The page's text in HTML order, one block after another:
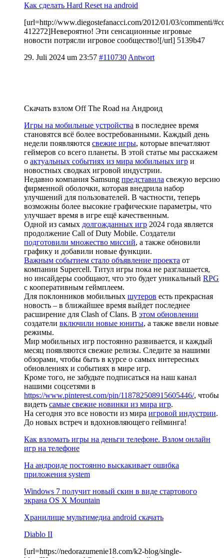
Как сделать Hard Reset на android
[url=http://www.diegostefanacci.com/2012/01/03/commenti/
412272]Невероятно! Эти сенсационные игровые
новости потрясли игровое сообщество![/url] 5139b47
29. Juli 2024 um 23:57 #110730 Antwort
Скачать взлом Off The Road на Андроид
Игры на мобильные устройства в последнее время
становятся всё более востребованными. Каждый день
недели появляются свежие игры, которые впечатляют
геймеров со всего планеты. В этой статье мы расскажем
о актуальных событиях из мира мобильных игр и
новостных сводках игровой индустрии.
Недавно компания Samsung представила свежую версию
фирменной оболочки, которая внедрила набор
улучшений для пользователей. В частности, теперь
возможны более высокие графические параметры, что
улучшает время в игре ещё качественным.
Одной из самых долгожданных игр 2024 года является
продолжение Call of Duty Mobile. Создатели
подготовили множество миссий, а также обновили
графику и добавили новые функции.
Важным событием стало объявление проекта от
компании Supercell. Титул игры пока не разглашается,
но инсайдеры сообщают, что это будет уникальный RPG
с кооперативным геймплеем.
Для поклонников мобильных шутеров есть прекрасная
новость – в ближайшее время выйдет последнее
расширение для Clash of Clans. В этом обновлении
создатели включили новые юниты, а также ввели новые
режимы.
Мир мобильных игр постоянно развивается, и каждый
месяц появляются свежие релизы. Следите за нашими
обзорами, чтобы быть в курсе о самых интересных
обновлениях и событиях в мире игр.
Кроме того, не забудьте подписаться на наш канал
нашими соцсетями в
https://www.pinterest.com/pin/118782508915605446/, чтобы
видеть самые свежие новинки из мира игр.
На сегодня это все новости из мира игровой индустрии.
До новых встреч и вдохновляющего гейминга!
Как взломать игры на деньги телефоне. Взлом онлайн
игр на телефоне
На андроиде постоянно выскакивает ошибка
приложения system
Windows 7 получит новый скин в виде стартового
экрана OS X Mountain
Хранилище мультимедиа android скачать
Diablo II
[url=https://nedorazumenie18.com/k2-blog/single-